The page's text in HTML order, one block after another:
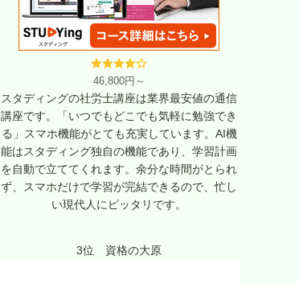
46,800円～
スタディングの社労士講座は業界最安値の通信
講座です。「いつでもどこでも気軽に勉強でき
る」スマホ機能がとても充実しています。AI機
能はスタディング独自の機能であり、学習計画
を自動で立ててくれます。余分な時間がとられ
ず、スマホだけで学習が完結できるので、忙し
い現代人にピッタリです。
3位 資格の大原